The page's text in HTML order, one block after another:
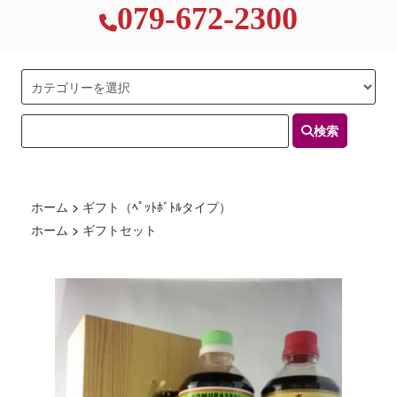
079-672-2300
検索
ホーム > ギフト（ﾍﾟｯﾄﾎﾞﾄﾙタイプ）
ホーム > ギフトセット